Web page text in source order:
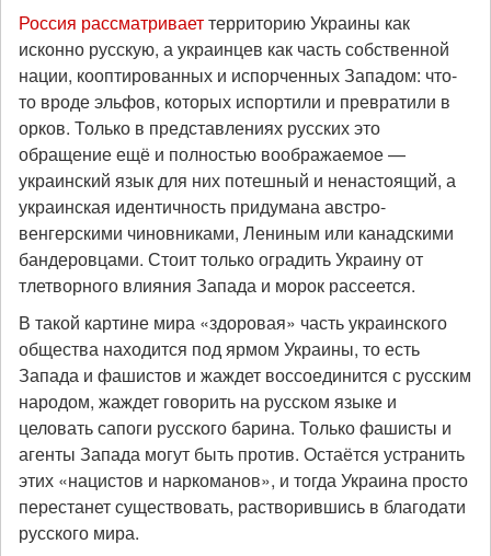
Россия рассматриваеттерриторию Украины как
исконно русскую, а украинцев как часть собственной
нации, кооптированных и испорченных Западом: что-
то вроде эльфов, которых испортили и превратили в
орков. Только в представлениях русских это
обращение ещё и полностью воображаемое —
украинский язык для них потешный и ненастоящий, а
украинская идентичность придумана австро-
венгерскими чиновниками, Лениным или канадскими
бандеровцами. Стоит только оградить Украину от
тлетворного влияния Запада и морок рассеется.
В такой картине мира «здоровая» часть украинского
общества находится под ярмом Украины, то есть
Запада и фашистов и жаждет воссоединится с русским
народом, жаждет говорить на русском языке и
целовать сапоги русского барина. Только фашисты и
агенты Запада могут быть против. Остаётся устранить
этих «нацистов и наркоманов», и тогда Украина просто
перестанет существовать, растворившись в благодати
русского мира.